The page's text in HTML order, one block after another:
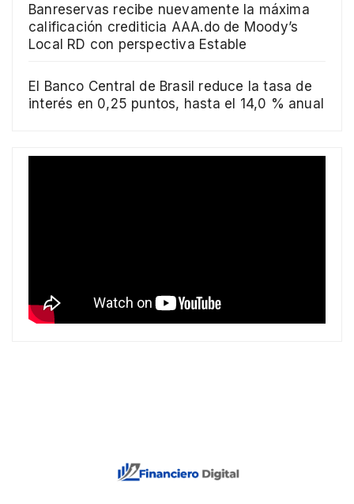
Banreservas recibe nuevamente la máxima
calificación crediticia AAA.do de Moody’s
Local RD con perspectiva Estable
El Banco Central de Brasil reduce la tasa de
interés en 0,25 puntos, hasta el 14,0 % anual